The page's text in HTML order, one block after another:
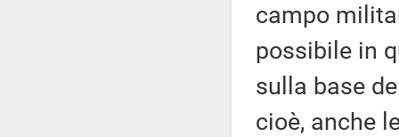
campo
possibile in
sulla base
cioè, anche